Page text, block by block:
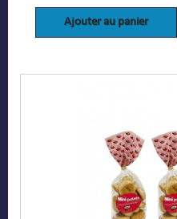
Ajouter au panier